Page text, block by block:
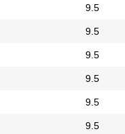
9.5
9.5
9.5
9.5
9.5
9.5